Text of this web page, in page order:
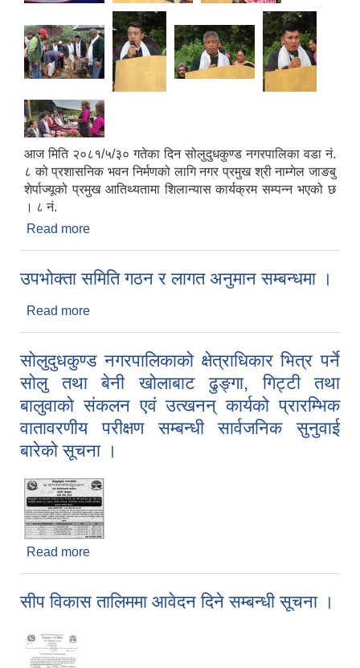
आज मिति २०८१/५/३० गतेका दिन सोलुदुधकुण्ड नगरपालिका वडा नं.
८ को प्रशासनिक भवन निर्मणको लागि नगर प्रमुख श्री नाम्गेल जाङबु
शेर्पाज्यूको प्रमुख आतिथ्यतामा शिलान्यास कार्यक्रम सम्पन्न भएको छ
। ८ नं.
Read more
उपभोक्ता समिति गठन र लागत अनुमान सम्बन्धमा ।
Read more
सोलुदुधकुण्ड नगरपालिकाको क्षेत्राधिकार भित्र पर्ने
सोलु तथा बेनी खोलाबाट ढुङ्गा, गिट्टी तथा
बालुवाको संकलन एवं उत्खनन् कार्यको प्रारम्भिक
वातावरणीय परीक्षण सम्बन्धी सार्वजनिक सुनुवाई
बारेको सूचना ।
Read more
सम्बन्धी सार्वजनिक सुनुवाई बारेको सूचना ।
सीप विकास तालिममा आवेदन दिने सम्बन्धी सूचना ।